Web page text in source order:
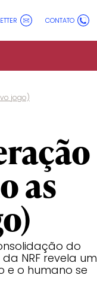
CONTATO
jogo)
as
do
NRF revela um
o humano se